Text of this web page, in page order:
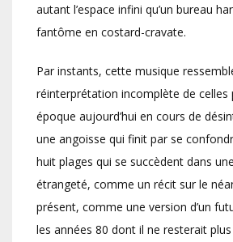
autant l’espace infini qu’un bureau
fantôme en costard-cravate.
Par instants, cette musique
réinterprétation incomplète de celles
époque aujourd’hui en cours de
une angoisse qui finit par se
huit plages qui se succèdent dans
étrangeté, comme un récit sur le
présent, comme une version d’un
les années 80 dont il ne resterait plus